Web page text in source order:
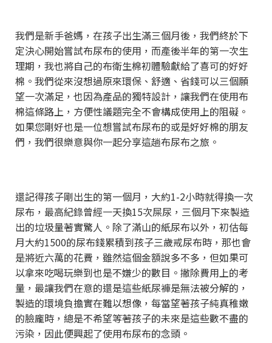
我們是新手爸媽，在孩子出生滿三個月後，我們終於下
定決心開始嘗試布尿布的使用，而產後半年的第一次生
理期，我也將自己的布衛生棉初體驗獻給了喜可的好好
棉。我們從來沒想過原來環保、舒適、省錢可以三個願
望一次滿足，也因為產品的獨特設計，讓我們在使用布
棉這條路上，方便性議題完全不會構成使用上的阻礙。
如果您剛好也是一位想嘗試布尿布的或是好好棉的朋友
們，我們很樂意與你一起分享這趟布尿布之旅。
還記得孩子剛出生的第一個月，大約1-2小時就得換一次
尿布，最高紀錄曾經一天換15次屎尿，三個月下來製造
出的垃圾量著實驚人。除了滿山的紙尿布以外，初估每
月大約1500的尿布錢累積到孩子三歲戒尿布時，那也會
是將近六萬的花費，雖然這個金額說多不多，但如果可
以拿來吃喝玩樂到也是不嫌少的數目。撇除費用上的考
量，最讓我們在意的還是這些紙尿褲是無法被分解的，
製造的環境負擔實在難以想像，每當望著孩子純真稚嫩
的臉龐時，總是不希望等著孩子的未來是這些數不盡的
污染，因此便興起了使用布尿布的念頭。